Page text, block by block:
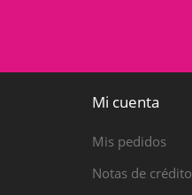
Mi cuenta
Mis pedidos
Notas de crédito